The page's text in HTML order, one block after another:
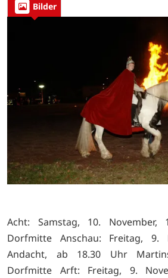
Bilder
Acht: Samstag, 10. November,
Dorfmitte Anschau: Freitag, 9.
Andacht, ab 18.30 Uhr
Dorfmitte Arft: Freitag, 9.